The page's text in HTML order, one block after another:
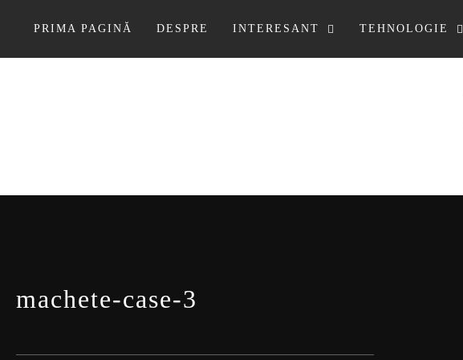
PRIMA PAGINĂ DESPRE INTERESANT TEHNOLOGIE
machete-case-3